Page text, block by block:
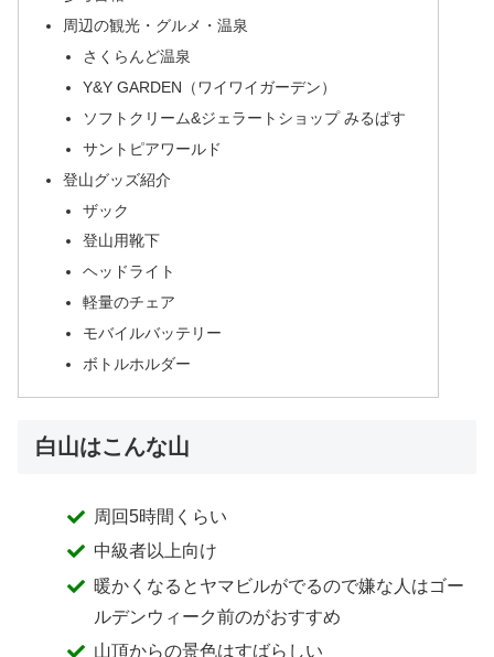
周辺の観光・グルメ・温泉
さくらんど温泉
Y&Y GARDEN（ワイワイガーデン）
ソフトクリーム&ジェラートショップ みるぱす
サントピアワールド
登山グッズ紹介
ザック
登山用靴下
ヘッドライト
軽量のチェア
モバイルバッテリー
ボトルホルダー
白山はこんな山
周回5時間くらい
中級者以上向け
暖かくなるとヤマビルがでるので嫌な人はゴー
ルデンウィーク前のがおすすめ
山頂からの景色はすばらしい